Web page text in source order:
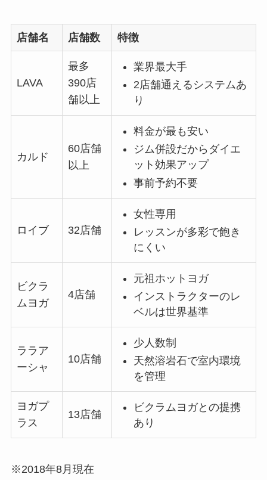
店舗名 店舗数 特徴
LAVA
最多
390店
舗以上
業界最大手
2店舗通えるシステムあ
り
カルド
60店舗
以上
料金が最も安い
ジム併設だからダイエ
ット効果アップ
事前予約不要
ロイブ 32店舗
女性専用
レッスンが多彩で飽き
にくい
ビクラ
ムヨガ
4店舗
元祖ホットヨガ
インストラクターのレ
ベルは世界基準
ララア
ーシャ
10店舗
少人数制
天然溶岩石で室内環境
を管理
ヨガプ
ラス
13店舗
ビクラムヨガとの提携
あり
※2018年8月現在